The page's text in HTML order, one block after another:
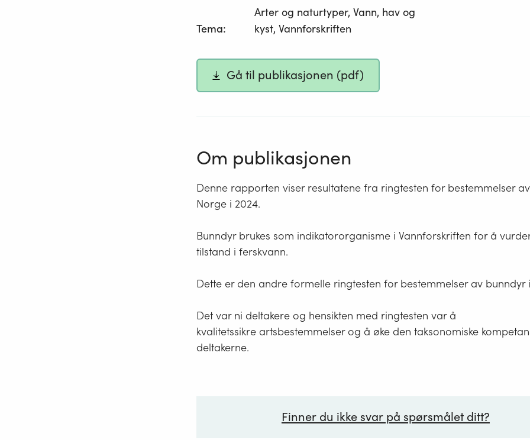
Tema:
Arter og naturtyper, Vann, hav og
kyst, Vannforskriften
Gå til publikasjonen (pdf)
Om publikasjonen
Denne rapporten viser resultatene fra ringtesten for bestemmelser
Norge i 2024.
Bunndyr brukes som indikatororganisme i Vannforskriften for å
tilstand i ferskvann.
Dette er den andre formelle ringtesten for bestemmelser av bunndyr
Det var ni deltakere og hensikten med ringtesten var å
kvalitetssikre artsbestemmelser og å øke den taksonomiske
deltakerne.
Finner du ikke svar på spørsmålet ditt?